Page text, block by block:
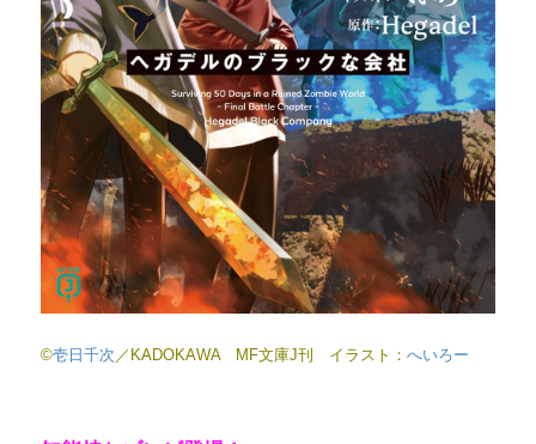
©壱日千次 ／KADOKAWA MF文庫J刊 イラスト： へいろー